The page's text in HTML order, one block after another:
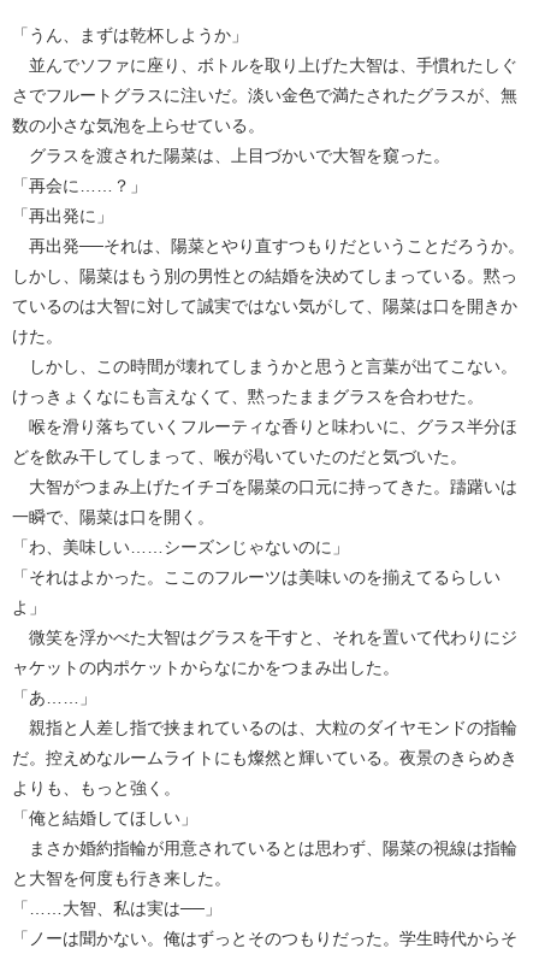
「うん、まずは乾杯しようか」
並んでソファに座り、ボトルを取り上げた大智は、手慣れたしぐ
さでフルートグラスに注いだ。淡い金色で満たされたグラスが、無
数の小さな気泡を上らせている。
グラスを渡された陽菜は、上目づかいで大智を窺った。
「再会に……？」
「再出発に」
再出発──それは、陽菜とやり直すつもりだということだろうか。
しかし、陽菜はもう別の男性との結婚を決めてしまっている。黙っ
ているのは大智に対して誠実ではない気がして、陽菜は口を開きか
けた。
しかし、この時間が壊れてしまうかと思うと言葉が出てこない。
けっきょくなにも言えなくて、黙ったままグラスを合わせた。
喉を滑り落ちていくフルーティな香りと味わいに、グラス半分ほ
どを飲み干してしまって、喉が渇いていたのだと気づいた。
大智がつまみ上げたイチゴを陽菜の口元に持ってきた。躊躇いは
一瞬で、陽菜は口を開く。
「わ、美味しい……シーズンじゃないのに」
「それはよかった。ここのフルーツは美味いのを揃えてるらしい
よ」
微笑を浮かべた大智はグラスを干すと、それを置いて代わりにジ
ャケットの内ポケットからなにかをつまみ出した。
「あ……」
親指と人差し指で挟まれているのは、大粒のダイヤモンドの指輪
だ。控えめなルームライトにも燦然と輝いている。夜景のきらめき
よりも、もっと強く。
「俺と結婚してほしい」
まさか婚約指輪が用意されているとは思わず、陽菜の視線は指輪
と大智を何度も行き来した。
「……大智、私は実は──」
「ノーは聞かない。俺はずっとそのつもりだった。学生時代からそ